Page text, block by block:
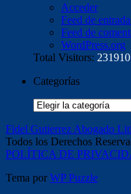
Acceder
Feed de
Feed de
WordPress.org
Total Visitors:
Categorías
Categorías
Fidel Gutierrez Abogado
Todos los Derechos
POLÍTICA DE
Tema por WP Puzzle